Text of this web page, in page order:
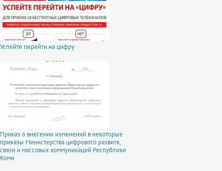
Успейте перейти на цифру
Приказ о внесении изменений в некоторые
приказы Министерства цифрового развитя,
связи и массовых коммуникаций Республики
Коми